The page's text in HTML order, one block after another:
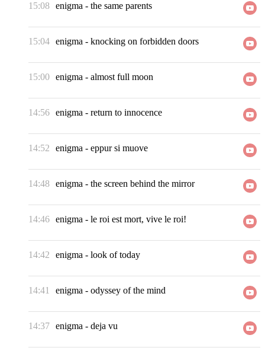
15:08 enigma - the same parents
15:04 enigma - knocking on forbidden doors
15:00 enigma - almost full moon
14:56 enigma - return to innocence
14:52 enigma - eppur si muove
14:48 enigma - the screen behind the mirror
14:46 enigma - le roi est mort, vive le roi!
14:42 enigma - look of today
14:41 enigma - odyssey of the mind
14:37 enigma - deja vu